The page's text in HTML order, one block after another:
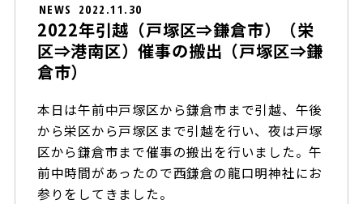
NEWS 2022.11.30
2022年引越（戸塚区⇒鎌倉市）（栄
区⇒港南区）催事の搬出（戸塚区⇒鎌
倉市）
本日は午前中戸塚区から鎌倉市まで引越、午後
から栄区から戸塚区まで引越を行い、夜は戸塚
区から鎌倉市まで催事の搬出を行いました。午
前中時間があったので西鎌倉の龍口明神社にお
参りをしてきました。